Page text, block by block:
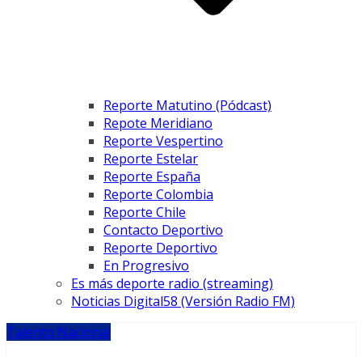
Reporte Matutino (Pódcast)
Repote Meridiano
Reporte Vespertino
Reporte Estelar
Reporte España
Reporte Colombia
Reporte Chile
Contacto Deportivo
Reporte Deportivo
En Progresivo
Es más deporte radio (streaming)
Noticias Digital58 (Versión Radio FM)
Talento Nacional